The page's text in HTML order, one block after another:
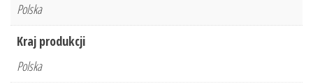
Polska
Kraj produkcji
Polska